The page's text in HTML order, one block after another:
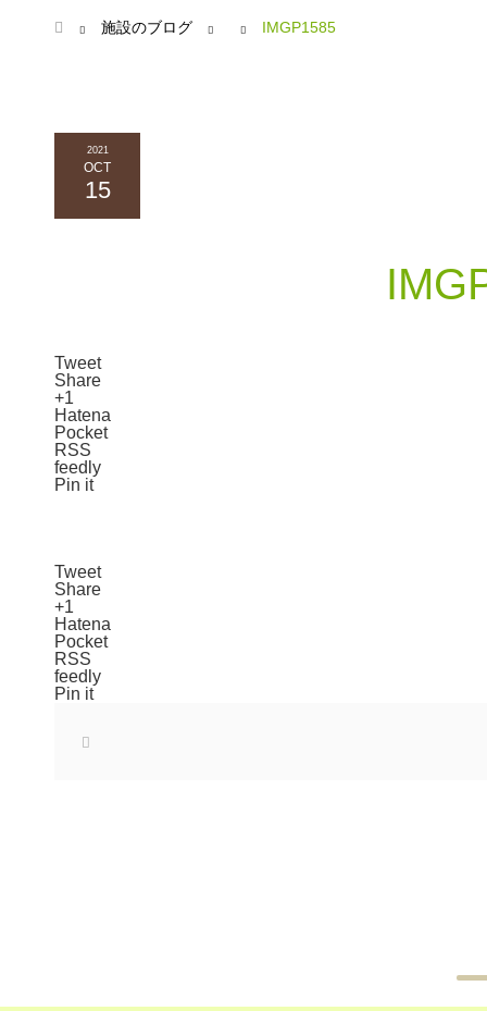
ホーム施設のブログ IMGP1585
2021
OCT
15
Tweet
Share
+1
Hatena
Pocket
RSS
feedly
Pin it
Tweet
Share
+1
Hatena
Pocket
RSS
feedly
Pin it